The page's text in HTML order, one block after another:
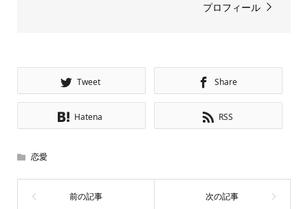
プロフィール
Tweet Share
Hatena RSS
恋愛